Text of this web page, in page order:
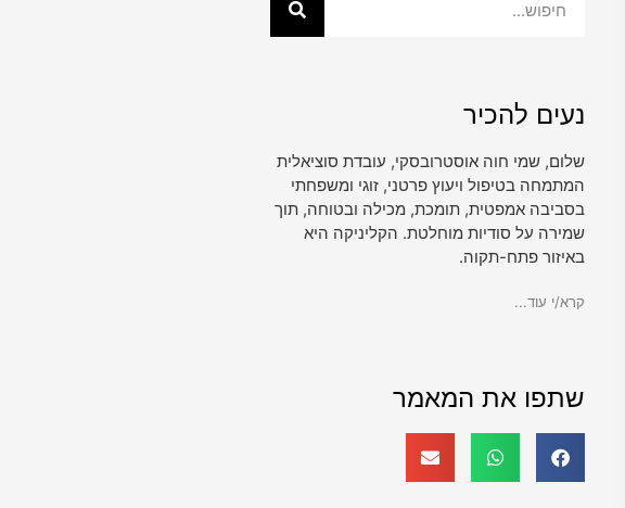
נעים להכיר
שלום, שמי חוה אוסטרובסקי, עובדת סוציאלית
המתמחה בטיפול ויעוץ פרטני, זוגי ומשפחתי
בסביבה אמפטית, תומכת, מכילה ובטוחה, תוך
שמירה על סודיות מוחלטת. הקליניקה היא
באיזור פתח-תקוה.
קרא/י עוד...
שתפו את המאמר